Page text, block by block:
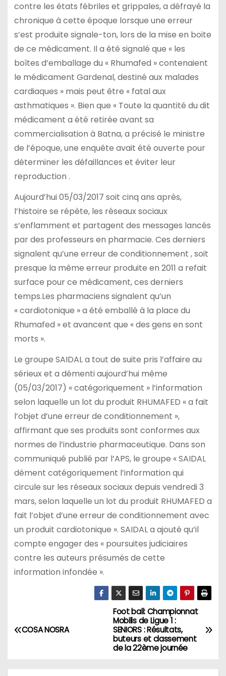
contre les états fébriles et grippales, a défrayé la
chronique à cette époque lorsque une erreur
s’est produite signale-ton, lors de la mise en boite
de ce médicament. Il a été signalé que « les
boîtes d’emballage du « Rhumafed » contenaient
le médicament Gardenal, destiné aux malades
cardiaques » mais peut être « fatal aux
asthmatiques ». Bien que « Toute la quantité du dit
médicament a été retirée avant sa
commercialisation à Batna, a précisé le ministre
de l’époque, une enquête avait été ouverte pour
déterminer les défaillances et éviter leur
reproduction .
Aujourd’hui 05/03/2017 soit cinq ans après,
l’histoire se répète, les réseaux sociaux
s’enflamment et partagent des messages lancés
par des professeurs en pharmacie. Ces derniers
signalent qu’une erreur de conditionnement , soit
presque la même erreur produite en 2011 a refait
surface pour ce médicament, ces derniers
temps.Les pharmaciens signalent qu’un
« cardiotonique » a été emballé à la place du
Rhumafed » et avancent que « des gens en sont
morts ».
Le groupe SAIDAL a tout de suite pris l’affaire au
sérieux et a démenti aujourd’hui même
(05/03/2017) « catégoriquement » l’information
selon laquelle un lot du produit RHUMAFED « a fait
l’objet d’une erreur de conditionnement »,
affirmant que ses produits sont conformes aux
normes de l’industrie pharmaceutique. Dans son
communiqué publié par l’APS, le groupe « SAIDAL
dément catégoriquement l’information qui
circule sur les réseaux sociaux depuis vendredi 3
mars, selon laquelle un lot du produit RHUMAFED a
fait l’objet d’une erreur de conditionnement avec
un produit cardiotonique ». SAIDAL a ajouté qu’il
compte engager des « poursuites judiciaires
contre les auteurs présumés de cette
information infondée ».
a
Foot ball: Championnat
Mobilis de Ligue 1 :
SENIORS : Résultats,
buteurs et classement
de la 22ème journée
COSA NOSRA